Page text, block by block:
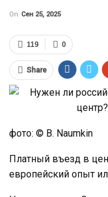
On Сен 25, 2025
0
119
Share
фото: © B. Naumkin
Платный въезд в
европейский опыт